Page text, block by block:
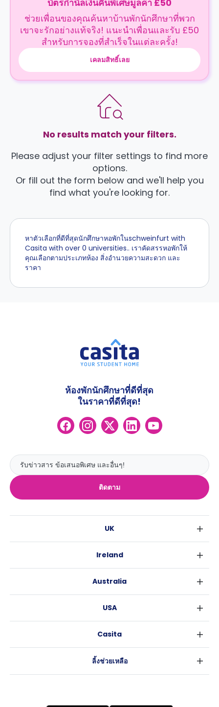
บัตรกำนัลเงินคืนพิเศษมูลค่า £50
ช่วยเพื่อนของคุณค้นหาบ้านพักนักศึกษาที่พวก
เขาจะรักอย่างแท้จริง! แนะนำเพื่อนและรับ £50
สำหรับการจองที่สำเร็จในแต่ละครั้ง!
เคลมสิทธิ์เลย
No results match your filters.
Please adjust your filter settings to find more
options.
Or fill out the form below and we'll help you
find what you're looking for.
หาตัวเลือกที่ดีที่สุดนักศึกษาหอพักในschweinfurt with
Casita with over 0 universities.. เราคัดสรรหอพักให้
คุณเลือกตามประเภทห้อง สิ่งอำนวยความสะดวก และ
ราคา
ติดตาม
ห้องพักนักศึกษาที่ดีที่สุด
ในราคาที่ดีที่สุด!
UK
กลาสโกว
เอดินเบอระ
ลีดส์
บริสโทล
คาร์ดิฟ
Ireland
Australia
บริสเบน
อะเดลายด์
USA
แอตแลนตา
Casita
ลิ้งช่วยเหลือ